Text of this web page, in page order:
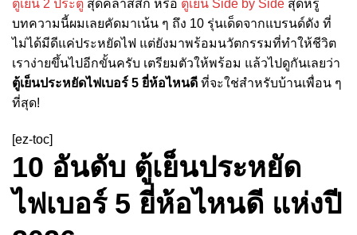
ตู้เย็น 2 ประตู สุดคลาสสิก หรือ ตู้เย็น Side by Side สุดหรู
บทความนี้ผมเลยคัดมาเน้น ๆ ถึง 10 รุ่นเด็ดจากแบรนด์ดัง ที่
ไม่ได้มีดีแค่ประหยัดไฟ แต่ยังมาพร้อมนวัตกรรมที่ทำให้ชีวิต
เราง่ายขึ้นไปอีกขั้นครับ เตรียมตัวให้พร้อม แล้วไปดูกันเลยว่า
ตู้เย็นประหยัดไฟเบอร์ 5 ยี่ห้อไหนดี ที่จะใช่สำหรับบ้านเพื่อน ๆ
ที่สุด!
[ez-toc]
10 อันดับ ตู้เย็นประหยัด
ไฟเบอร์ 5 ยี่ห้อไหนดี แห่งปี